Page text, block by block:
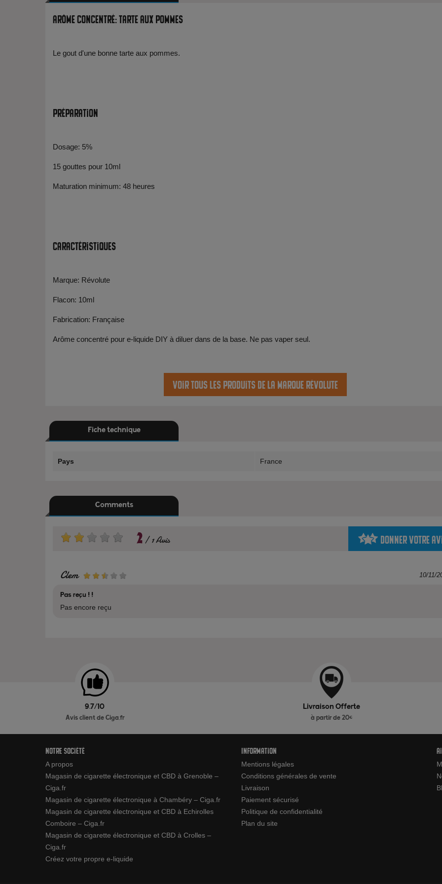
Arôme Concentré: Tarte aux Pommes
Le gout d'une bonne tarte aux pommes.
Préparation
Dosage: 5%
15 gouttes pour 10ml
Maturation minimum: 48 heures
Caractéristiques
Marque: Révolute
Flacon: 10ml
Fabrication: Française
Arôme concentré pour e-liquide DIY à diluer dans de la base. Ne pas vaper seul.
Voir tous les produits de la marque Révolute
Fiche technique
Pays France
Comments
2 1 Avis Donner votre
Clem 10/11/
Pas reçu ! !
Pas encore reçu
9.7/10
Avis client de Ciga.fr
Livraison Offerte
à partir de 20€
Notre société
A propos
Magasin de cigarette électronique et CBD à Grenoble –
Ciga.fr
Magasin de cigarette électronique à Chambéry – Ciga.fr
Magasin de cigarette électronique et CBD à Echirolles
Comboire – Ciga.fr
Magasin de cigarette électronique et CBD à Crolles –
Ciga.fr
Créez votre propre e-liquide
Information
Mentions légales
Conditions générales de vente
Livraison
Paiement sécurisé
Politique de confidentialité
Plan du site